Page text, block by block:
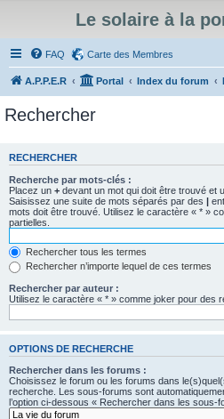
Le solaire à la
FAQ Carte des Membres
A.P.P.E.R Portal Index du forum
Rechercher
RECHERCHER
Recherche par mots-clés :
Placez un + devant un mot qui doit être trouvé et
Saisissez une suite de mots séparés par des |
mots doit être trouvé. Utilisez le caractère « * »
partielles.
Rechercher tous les termes
Rechercher n’importe lequel de ces termes
Rechercher par auteur :
Utilisez le caractère « * » comme joker pour des
OPTIONS DE RECHERCHE
Rechercher dans les forums :
Choisissez le forum ou les forums dans
recherche. Les sous-forums sont
l’option ci-dessous « Rechercher dans les sous-